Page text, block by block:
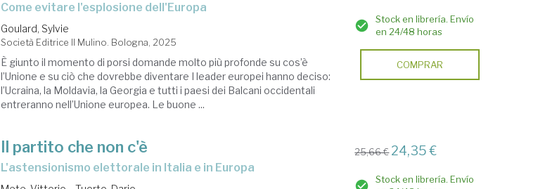
Come evitare l'esplosione dell'Europa
Goulard, Sylvie
Società Editrice Il Mulino. Bologna, 2025
È giunto il momento di porsi domande molto più profonde su cos’è
l’Unione e su ciò che dovrebbe diventare I leader europei hanno deciso:
l’Ucraina, la Moldavia, la Georgia e tutti i paesi dei Balcani occidentali
entreranno nell’Unione europea. Le buone ...
Stock en librería. Envío
en 24/48 horas
COMPRAR
Il partito che non c'è
L'astensionismo elettorale in Italia e in Europa
25,66 € 24,35 €
Stock en librería. Envío